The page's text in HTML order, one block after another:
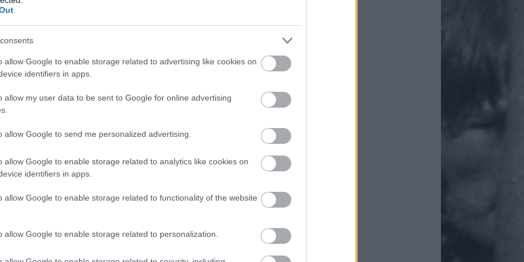
allow Google to enable storage related to advertising like cookies on
identifiers in apps.
allow my user data to be sent to Google for online advertising
allow Google to send me personalized advertising.
allow Google to enable storage related to analytics like cookies on
identifiers in apps.
allow Google to enable storage related to functionality of the website
allow Google to enable storage related to personalization.
legendás roadja így emlékezik: „Előre bocsátom,
így sajnos nekem két év kimaradt 1974 őszéig a
még a katonaságom kezdete előtt vette Levente a
tizenhétezer forintos vételár dereng - nem biztos,
lehetett. Egy hullámpapír dobozban hozta el, de
tokkészítővel méret alapján egy kemény tokot,
készült a tokja. Mikor leszereltem, 1974 végén, a
a gitár. 1975-ben vagy talán már 1976-ban
adta be Levente bizományba. Hogy ki vehette
gitárja volt, azután vette az Ovationt. Megleptél
megvan az előbb említett tok előlegszámla-cetlije,
Azt gondolom, ez azt jelenti, hogy 1972. június 30-